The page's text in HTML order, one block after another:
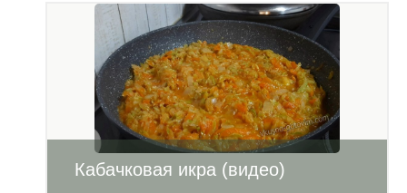
Кабачковая икра (видео)